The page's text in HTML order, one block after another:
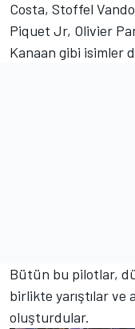
Costa, Stoffel
Piquet Jr, Olivier
Kanaan gibi isimler
Bütün bu pilotlar,
birlikte yarıştılar ve
oluşturdular.